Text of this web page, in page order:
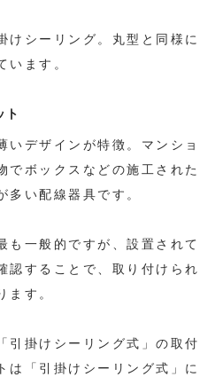
けシーリング。丸型と同様に
います。
ト
いデザインが特徴。マンショ
でボックスなどの施工された
多い配線器具です。
も一般的ですが、設置されて
認することで、取り付けられ
ます。
引掛けシーリング式」の取付
は「引掛けシーリング式」に